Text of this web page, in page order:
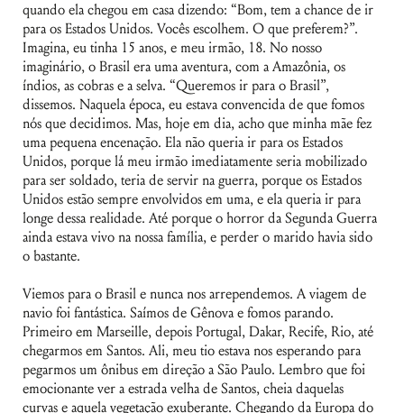
quando ela chegou em casa dizendo: “Bom, tem a chance de ir
para os Estados Unidos. Vocês escolhem. O que preferem?”.
Imagina, eu tinha 15 anos, e meu irmão, 18. No nosso
imaginário, o Brasil era uma aventura, com a Amazônia, os
índios, as cobras e a selva. “Queremos ir para o Brasil”,
dissemos. Naquela época, eu estava convencida de que fomos
nós que decidimos. Mas, hoje em dia, acho que minha mãe fez
uma pequena encenação. Ela não queria ir para os Estados
Unidos, porque lá meu irmão imediatamente seria mobilizado
para ser soldado, teria de servir na guerra, porque os Estados
Unidos estão sempre envolvidos em uma, e ela queria ir para
longe dessa realidade. Até porque o horror da Segunda Guerra
ainda estava vivo na nossa família, e perder o marido havia sido
o bastante.
Viemos para o Brasil e nunca nos arrependemos. A viagem de
navio foi fantástica. Saímos de Gênova e fomos parando.
Primeiro em Marseille, depois Portugal, Dakar, Recife, Rio, até
chegarmos em Santos. Ali, meu tio estava nos esperando para
pegarmos um ônibus em direção a São Paulo. Lembro que foi
emocionante ver a estrada velha de Santos, cheia daquelas
curvas e aquela vegetação exuberante. Chegando da Europa do